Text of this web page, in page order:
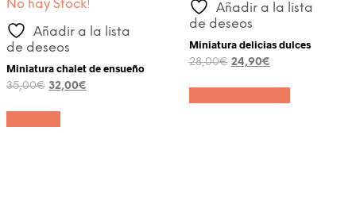
No hay Stock!
Añadir a la lista
de deseos
Miniatura chalet de ensueño
35,00€ El
original
era:
32,00€
Añadir a la lista
de deseos
Miniatura delicias dulces
28,00€ El
original
era:
24,90€El
actual
es: